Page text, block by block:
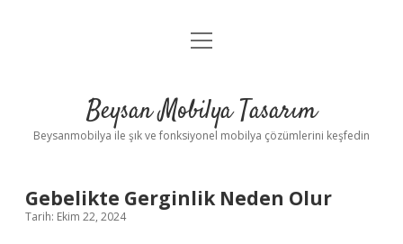
Anasayfa
Yasal Uyarı
menüyü
Beysan Mobilya Tasarım
Beysanmobilya ile şık ve fonksiyonel mobilya çözümlerini keşfedin
Gebelikte Gerginlik Neden Olur
Tarih: Ekim 22, 2024